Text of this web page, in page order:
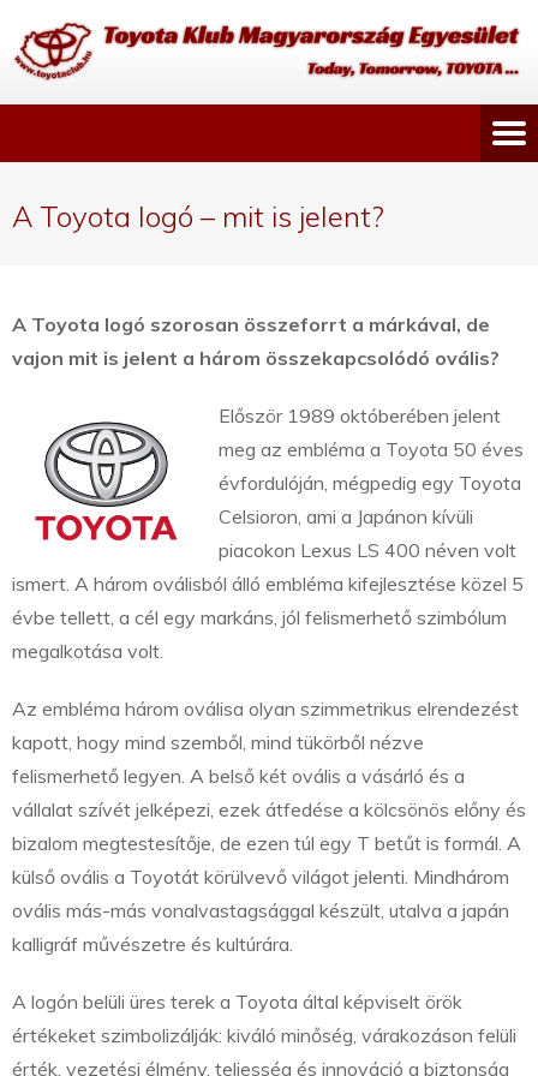
A Toyota logó – mit is jelent?
A Toyota logó szorosan összeforrt a márkával, de
vajon mit is jelent a három összekapcsolódó ovális?
Először 1989 októberében jelent
meg az embléma a Toyota 50 éves
évfordulóján, mégpedig egy Toyota
Celsioron, ami a Japánon kívüli
piacokon Lexus LS 400 néven volt
ismert. A három oválisból álló embléma kifejlesztése közel 5
évbe tellett, a cél egy markáns, jól felismerhető szimbólum
megalkotása volt.
Az embléma három oválisa olyan szimmetrikus elrendezést
kapott, hogy mind szemből, mind tükörből nézve
felismerhető legyen. A belső két ovális a vásárló és a
vállalat szívét jelképezi, ezek átfedése a kölcsönös előny és
bizalom megtestesítője, de ezen túl egy T betűt is formál. A
külső ovális a Toyotát körülvevő világot jelenti. Mindhárom
ovális más-más vonalvastagsággal készült, utalva a japán
kalligráf művészetre és kultúrára.
A logón belüli üres terek a Toyota által képviselt örök
értékeket szimbolizálják: kiváló minőség, várakozáson felüli
érték, vezetési élmény, teljesség és innováció a biztonság